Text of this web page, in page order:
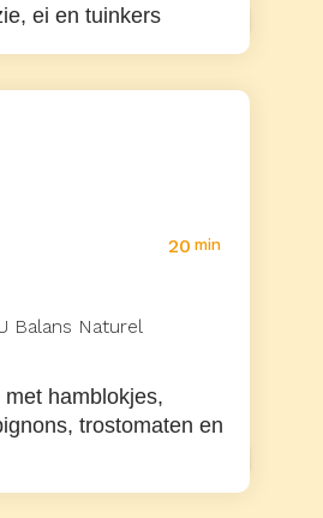
ei en tuinkers
20 min
Balans Naturel
hamblokjes,
trostomaten en